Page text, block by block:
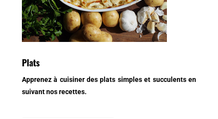
Plats
Apprenez à cuisiner des plats simples et succulents en
suivant nos recettes.